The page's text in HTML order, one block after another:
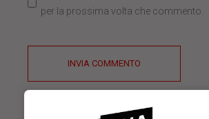
per la prossima volta che commento.
INVIA COMMENTO